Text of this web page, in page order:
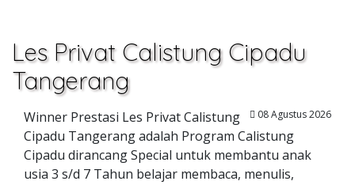
Les Privat Calistung Cipadu
Tangerang
08 Agustus 2026
Winner Prestasi Les Privat Calistung
Cipadu Tangerang adalah Program Calistung
Cipadu dirancang Special untuk membantu anak
usia 3 s/d 7 Tahun belajar membaca, menulis,